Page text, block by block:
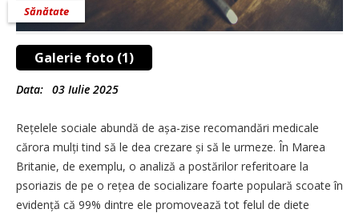
Galerie foto (1)
Sănătate
Data: 03 Iulie 2025
Rețelele sociale abundă de așa-zise recomandări medicale
cărora mulți tind să le dea crezare și să le urmeze. În Marea
Britanie, de exemplu, o analiză a postărilor referitoare la
psoriazis de pe o rețea de socializare foarte populară scoate în
evidență că 99% dintre ele promovează tot felul de diete